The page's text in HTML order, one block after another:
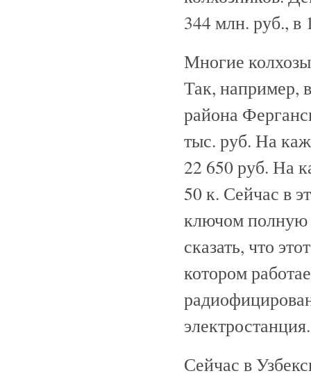
344 млн. руб., в
Многие
Так, например,
района
тыс. руб. На
22 650 руб. На
50 к. Сейчас в
ключом полную
сказать, что
котором
Сейчас в